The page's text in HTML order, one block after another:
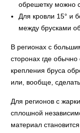
обрешетку можно
Для кровли 15° и
между брусками
В регионах с
сторонах где
крепления бруса
или, вообще,
Для регионов с
сплошной
материал